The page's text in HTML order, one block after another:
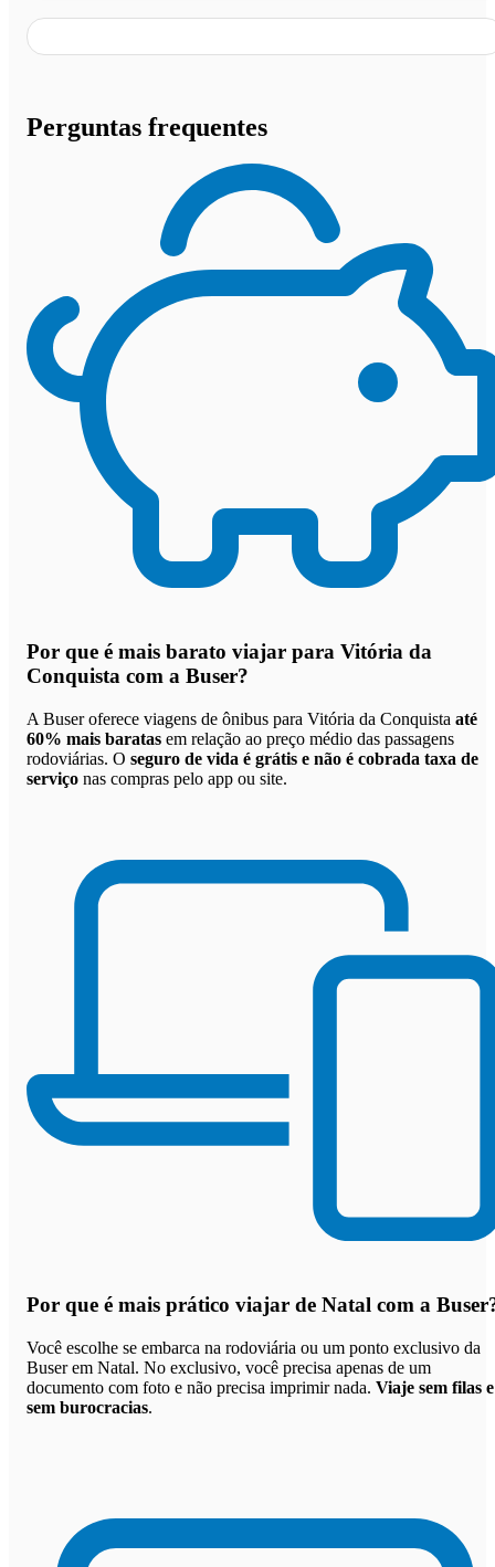
Perguntas frequentes
Por que é mais barato viajar para Vitória da
Conquista com a Buser?
A Buser oferece viagens de ônibus para Vitória da Conquista até
60% mais baratas em relação ao preço médio das passagens
rodoviárias. O seguro de vida é grátis e não é cobrada taxa de
serviço nas compras pelo app ou site.
Por que é mais prático viajar de Natal com a Buser
Você escolhe se embarca na rodoviária ou um ponto exclusivo da
Buser em Natal. No exclusivo, você precisa apenas de um
documento com foto e não precisa imprimir nada. Viaje sem filas e
sem burocracias.